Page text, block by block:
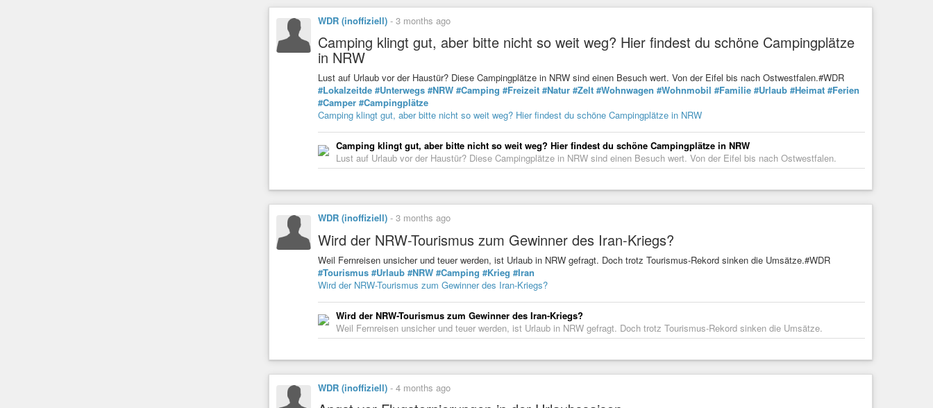
WDR (inoffiziell) - 3 months ago
Camping klingt gut, aber bitte nicht so weit weg? Hier findest du schöne Campingplätze
in NRW
Lust auf Urlaub vor der Haustür? Diese Campingplätze in NRW sind einen Besuch wert. Von der Eifel bis nach Ostwestfalen.#WDR
#Lokalzeitde #Unterwegs #NRW #Camping #Freizeit #Natur #Zelt #Wohnwagen #Wohnmobil #Familie #Urlaub #Heimat #Ferien
#Camper #Campingplätze
Camping klingt gut, aber bitte nicht so weit weg? Hier findest du schöne Campingplätze in NRW
Camping klingt gut, aber bitte nicht so weit weg? Hier findest du schöne Campingplätze in NRW
Lust auf Urlaub vor der Haustür? Diese Campingplätze in NRW sind einen Besuch wert. Von der Eifel bis nach Ostwestfalen.
WDR (inoffiziell) - 3 months ago
Wird der NRW-Tourismus zum Gewinner des Iran-Kriegs?
Weil Fernreisen unsicher und teuer werden, ist Urlaub in NRW gefragt. Doch trotz Tourismus-Rekord sinken die Umsätze.#WDR
#Tourismus #Urlaub #NRW #Camping #Krieg #Iran
Wird der NRW-Tourismus zum Gewinner des Iran-Kriegs?
Wird der NRW-Tourismus zum Gewinner des Iran-Kriegs?
Weil Fernreisen unsicher und teuer werden, ist Urlaub in NRW gefragt. Doch trotz Tourismus-Rekord sinken die Umsätze.
WDR (inoffiziell) - 4 months ago